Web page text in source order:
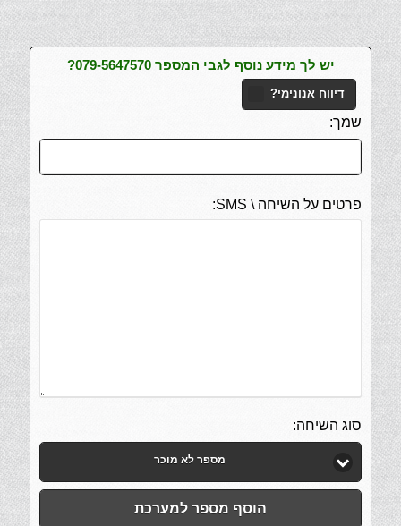
יש לך מידע נוסף לגבי המספר 079-5647570?
דיווח אנונימי?
שמך:
פרטים על השיחה \ SMS:
סוג השיחה:
מספר לא מוכר
הוסף מספר למערכת